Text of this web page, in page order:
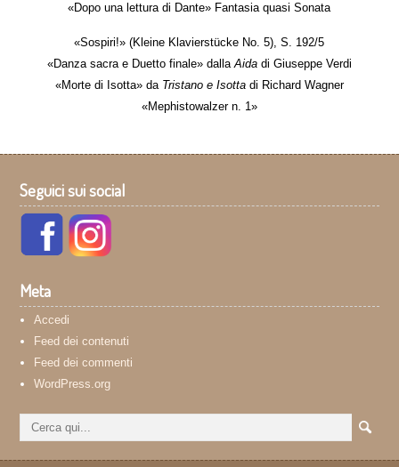
«Dopo una lettura di Dante» Fantasia quasi Sonata
«Sospiri!» (Kleine Klavierstücke No. 5), S. 192/5
«Danza sacra e Duetto finale» dallaAidadi Giuseppe Verdi
«Morte di Isotta» da Tristano e Isottadi Richard Wagner
«Mephistowalzer n. 1»
Seguici sui social
Meta
Accedi
Feed dei contenuti
Feed dei commenti
WordPress.org